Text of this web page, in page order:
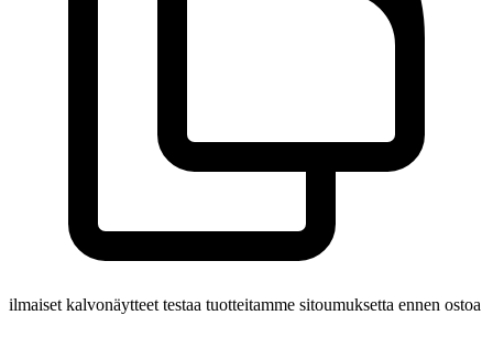
ilmaiset kalvonäytteet testaa tuotteitamme sitoumuksetta ennen ostoa